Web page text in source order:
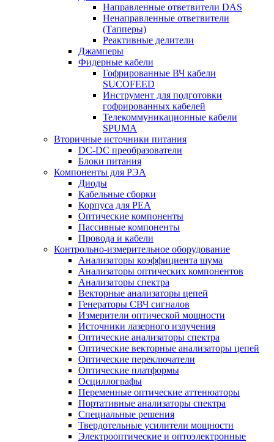
Направленные ответвители DAS
Ненаправленные ответвители
(Тапперы)
Реактивные делители
Джамперы
Фидерные кабели
Гофрированные ВЧ кабели
SUCOFEED
Инструмент для подготовки
гофрированных кабелей
Телекоммуникационные кабели
SPUMA
Вторичные источники питания
DC-DC преобразователи
Блоки питания
Компоненты для РЭА
Диоды
Кабельные сборки
Корпуса для РЕА
Оптические компоненты
Пассивные компоненты
Провода и кабели
Контрольно-измерительное оборудование
Анализаторы коэффициента шума
Анализаторы оптических компонентов
Анализаторы спектра
Векторные анализаторы цепей
Генераторы СВЧ сигналов
Измерители оптической мощности
Источники лазерного излучения
Оптические анализаторы спектра
Оптические векторные анализаторы цепей
Оптические переключатели
Оптические платформы
Осциллографы
Переменные оптические аттенюаторы
Портативные анализаторы спектра
Специальные решения
Твердотельные усилители мощности
Электрооптические и оптоэлектронные